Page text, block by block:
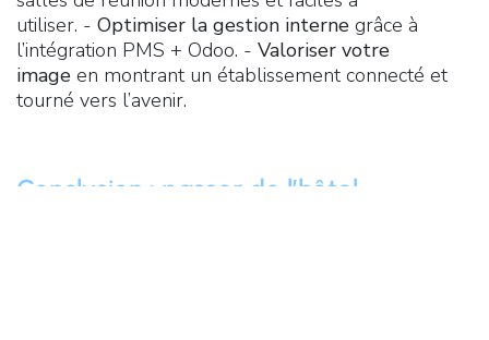
utiliser. - Optimiser la gestion interne grâce à
l’intégration PMS + Odoo. - Valoriser votre
image en montrant un établissement connecté et
tourné vers l’avenir.
Conclusion : passer de l’hôtel